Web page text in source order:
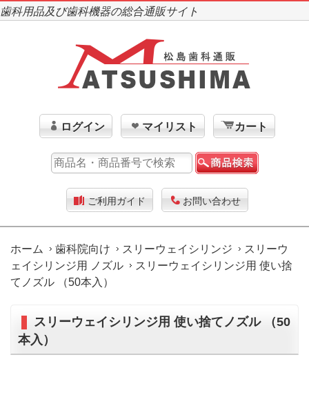
歯科用品及び歯科機器の総合通販サイト
ログイン マイリスト カート
ご利用ガイド お問い合わせ
ホーム 歯科院向け スリーウェイシリンジ
スリーウ
ェイシリンジ用 ノズル
スリーウェイシリンジ用 使い捨
てノズル （50本入）
スリーウェイシリンジ用 使い捨てノズル （50
本入）